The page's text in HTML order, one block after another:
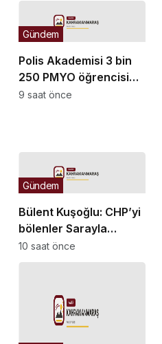
Polis Akademisi 3 bin
250 PMYO öğrencisi
alacak
Gündem
9 saat önce
Bülent Kuşoğlu: CHP’yi
bölenler Sarayla
çalışıyordur
Gündem
10 saat önce